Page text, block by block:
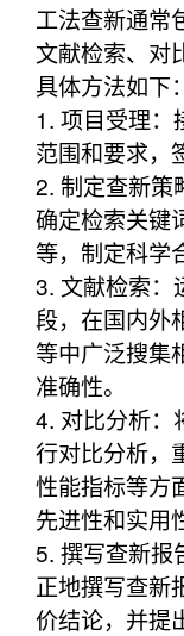
工法查新通常
文献检索、对
具体方法如下：
1. 项目受理：
范围和要求，
2. 制定查新策
确定检索关键
等，制定科学
3. 文献检索：
段，在国内外
等中广泛搜集
准确性。
4. 对比分析：
行对比分析，
性能指标等方
先进性和实用
5. 撰写查新报
正地撰写查新
价结论，并提